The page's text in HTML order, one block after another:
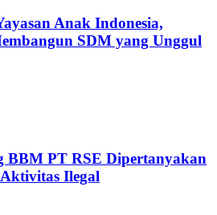
Anak Indonesia,
SDM yang Unggul
BBM PT RSE Dipertanyakan
Ilegal